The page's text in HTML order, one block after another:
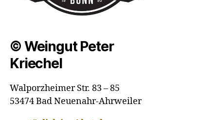
© Weingut Peter
Kriechel
Walporzheimer Str. 83 – 85
53474 Bad Neuenahr-Ahrweiler